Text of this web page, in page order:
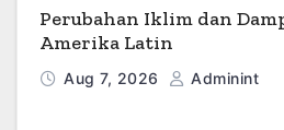
Perubahan Iklim dan
Amerika Latin
Aug 7, 2026 Adminint